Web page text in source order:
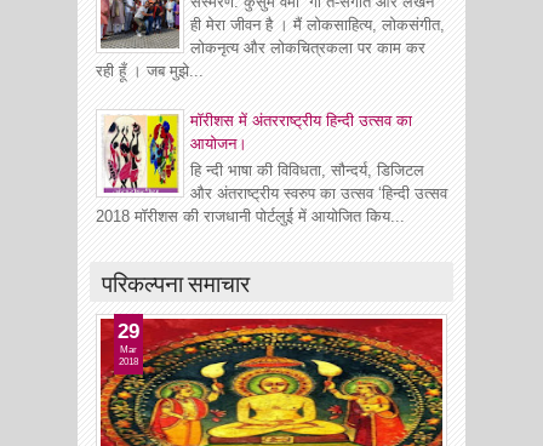
ही मेरा जीवन है । मैं लोकसाहित्य, लोकसंगीत,
लोकनृत्य और लोकचित्रकला पर काम कर
रही हूँ । जब मुझे...
मॉरीशस में अंतरराष्ट्रीय हिन्दी उत्सव का
आयोजन।
हि न्दी भाषा की विविधता, सौन्दर्य, डिजिटल
और अंतराष्ट्रीय स्वरुप का उत्सव ‘हिन्दी उत्सव
2018 मॉरीशस की राजधानी पोर्टलुई में आयोजित किय...
परिकल्पना समाचार
29
Mar
2018